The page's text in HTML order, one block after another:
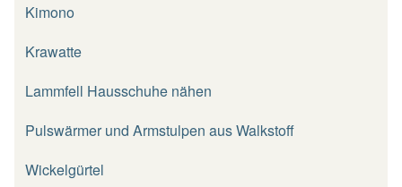
Kimono
Krawatte
Lammfell Hausschuhe nähen
Pulswärmer und Armstulpen aus Walkstoff
Wickelgürtel